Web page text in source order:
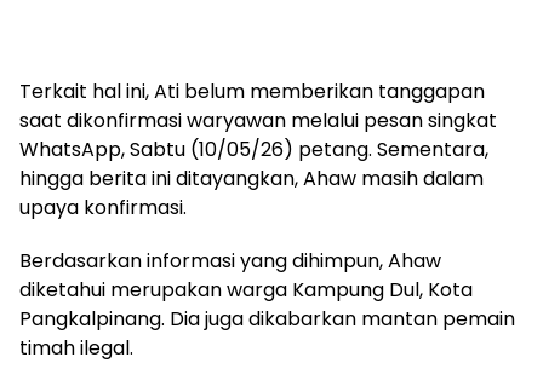
Terkait hal ini, Ati belum memberikan tanggapan
saat dikonfirmasi waryawan melalui pesan singkat
WhatsApp, Sabtu (10/05/26) petang. Sementara,
hingga berita ini ditayangkan, Ahaw masih dalam
upaya konfirmasi.
Berdasarkan informasi yang dihimpun, Ahaw
diketahui merupakan warga Kampung Dul, Kota
Pangkalpinang. Dia juga dikabarkan mantan pemain
timah ilegal.